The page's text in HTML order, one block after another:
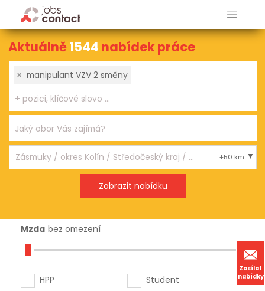
Zasílat
nabídky
Aktuálně1544 nabídek práce
× manipulant VZV 2 směny
+50 km
Mzda bez omezení
HPP
Student